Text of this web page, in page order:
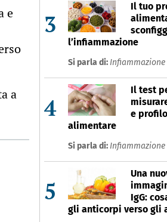
e
a
3
Il tuo
l’infiammazione
Si parla di:
4
Il test
e profilo
alimentare
Si parla di:
5
Una
IgG:
gli anticorpi verso gli